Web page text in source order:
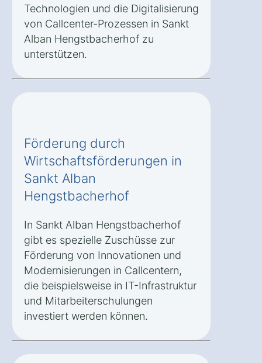
Technologien und die Digitalisierung
von Callcenter-Prozessen in Sankt
Alban Hengstbacherhof zu
unterstützen.
Förderung durch
Wirtschaftsförderungen in
Sankt Alban
Hengstbacherhof
In Sankt Alban Hengstbacherhof
gibt es spezielle Zuschüsse zur
Förderung von Innovationen und
Modernisierungen in Callcentern,
die beispielsweise in IT-Infrastruktur
und Mitarbeiterschulungen
investiert werden können.